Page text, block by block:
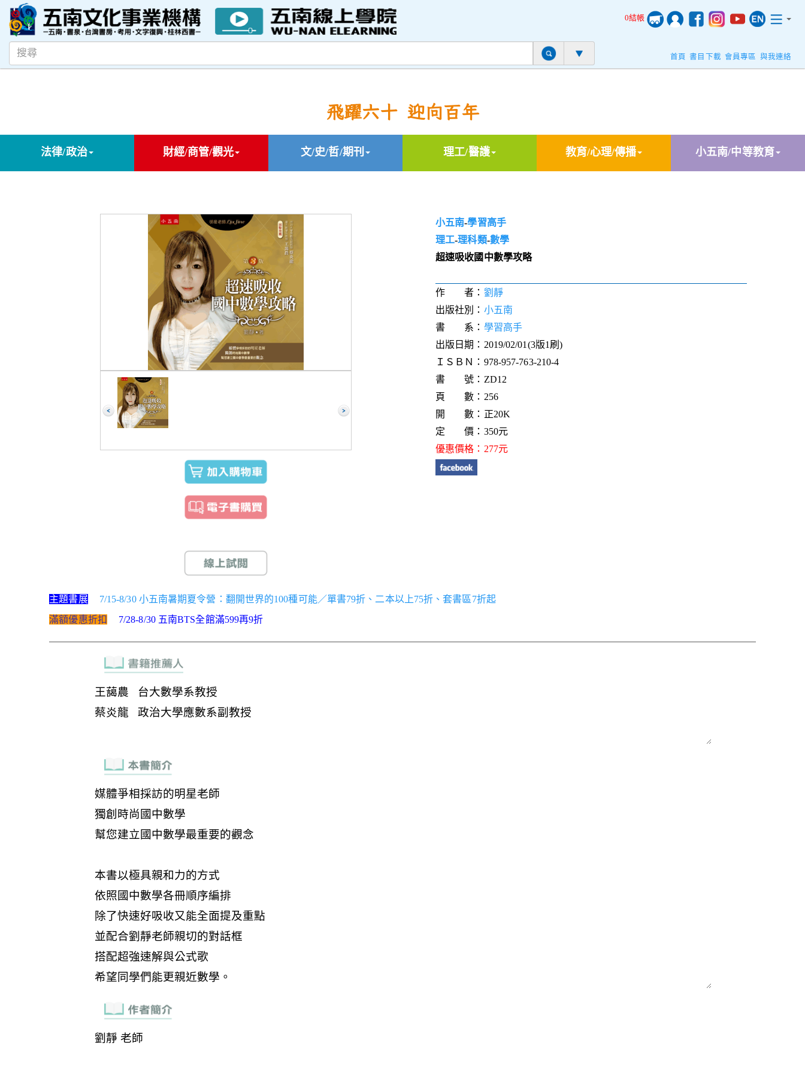
0結帳
首頁 書目下載 會員專區 與我連絡
飛躍六十 迎向百年
法律/政治 財經/商管/觀光 文/史/哲/期刊 理工/醫護 教育/心理/傳播 小五南/中等教育
小五南-學習高手
理工-理科類-數學
超速吸收國中數學攻略
作 者： 劉靜
出版社別： 小五南
書 系： 學習高手
出版日期：2019/02/01(3版1刷)
ＩＳＢＮ：978-957-763-210-4
書 號：ZD12
頁 數：256
開 數：正20K
定 價：350元
優惠價格：277元
主題書展
7/15-8/30 小五南暑期夏令營：翻開世界的100種可能／單書79折、二本以上75折、套書區7折起
滿額優惠折扣
7/28-8/30 五南BTS全館滿599再9折